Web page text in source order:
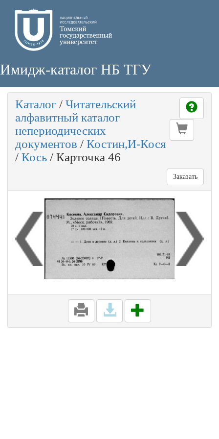
Имидж-каталог НБ ТГУ
Каталог / Читательский
алфавитный каталог
непериодических
документов / Костин,И-Кося
/ Кось / Карточка 46
Заказать